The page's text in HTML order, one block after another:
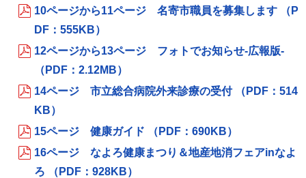
10ページから11ページ 名寄市職員を募集します （P
DF：555KB）
12ページから13ページ フォトでお知らせ‐広報版‐
（PDF：2.12MB）
14ページ 市立総合病院外来診療の受付 （PDF：514
KB）
15ページ 健康ガイド （PDF：690KB）
16ページ なよろ健康まつり＆地産地消フェアinなよ
ろ （PDF：928KB）